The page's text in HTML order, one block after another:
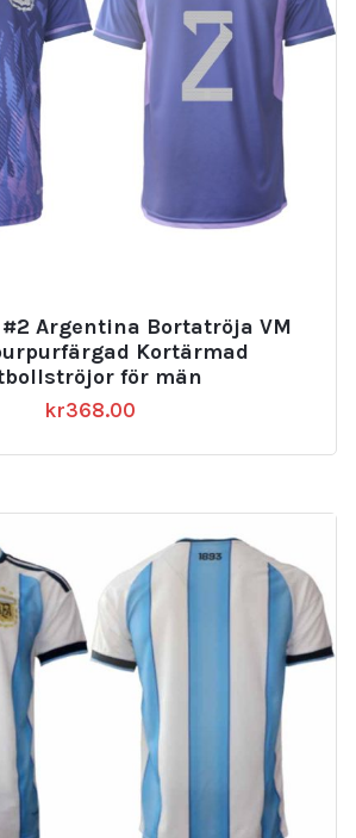
#2 Argentina Bortatröja VM
Kortärmad
för män
kr368.00